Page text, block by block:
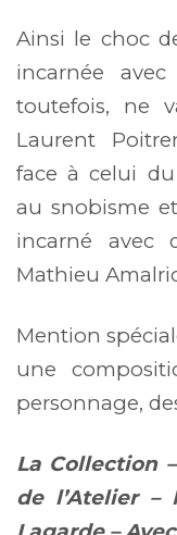
Ainsi le choc
incarnée
toutefois, ne
Laurent
face à celui
au snobisme
incarné avec
Mathieu
Mention
une
personnage,
La Collection
de l’Atelier –